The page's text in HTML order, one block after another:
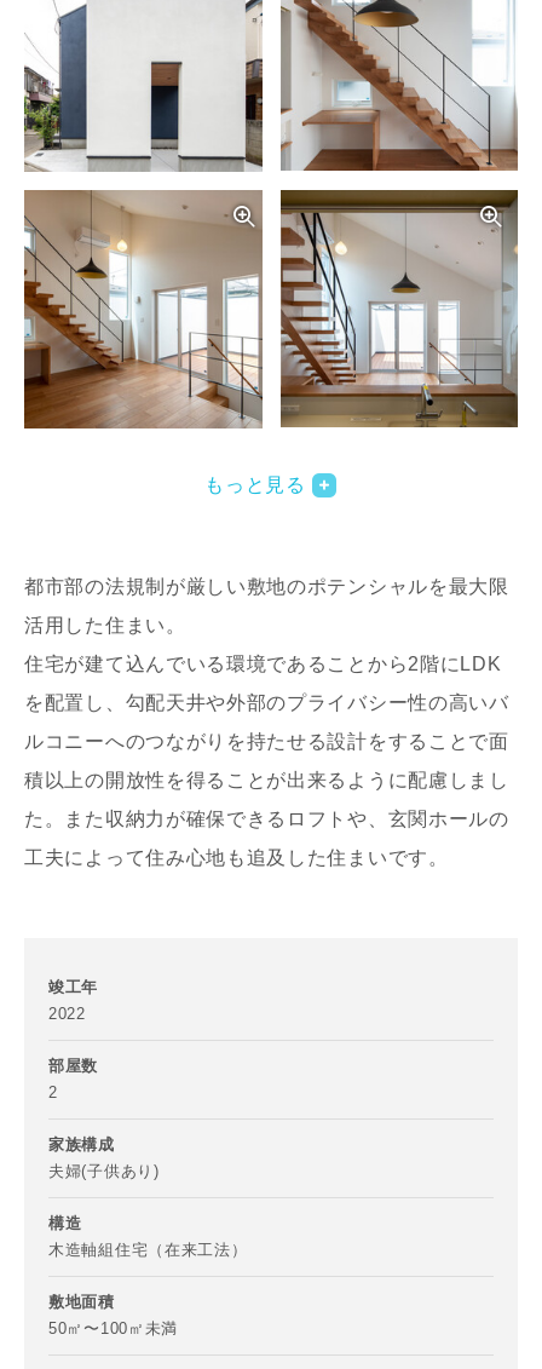
写真を拡大する
写真を拡大する
もっと見る
都市部の法規制が厳しい敷地のポテンシャルを最大限
活用した住まい。
住宅が建て込んでいる環境であることから2階にLDK
を配置し、勾配天井や外部のプライバシー性の高いバ
ルコニーへのつながりを持たせる設計をすることで面
積以上の開放性を得ることが出来るように配慮しまし
た。また収納力が確保できるロフトや、玄関ホールの
工夫によって住み心地も追及した住まいです。
竣工年
2022
部屋数
2
家族構成
夫婦(子供あり)
構造
木造軸組住宅（在来工法）
敷地面積
50㎡〜100㎡未満